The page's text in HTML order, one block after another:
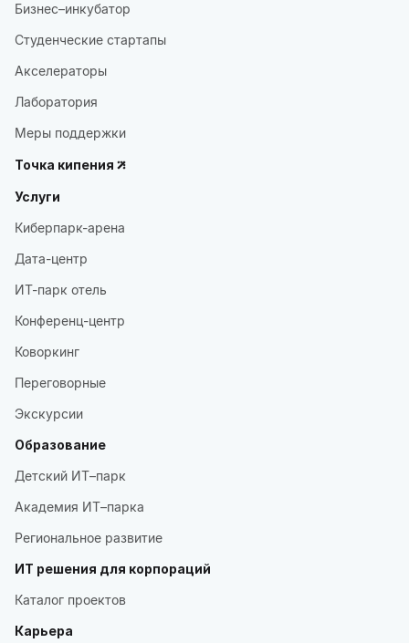
Бизнес–инкубатор
Студенческие стартапы
Акселераторы
Лаборатория
Меры поддержки
Точка кипения
Услуги
Киберпарк-арена
Дата-центр
ИТ-парк отель
Конференц-центр
Коворкинг
Переговорные
Экскурсии
Образование
Детский ИТ–парк
Академия ИТ–парка
Региональное развитие
ИТ решения для корпораций
Каталог проектов
Карьера